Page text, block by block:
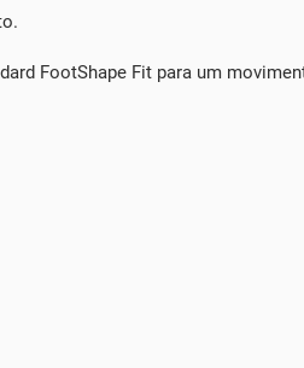
FootShape Fit para um